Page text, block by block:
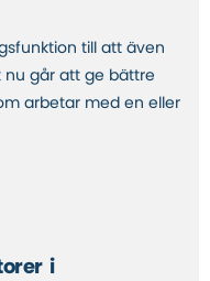
till att även
nu går att ge bättre
arbetar med en eller
i